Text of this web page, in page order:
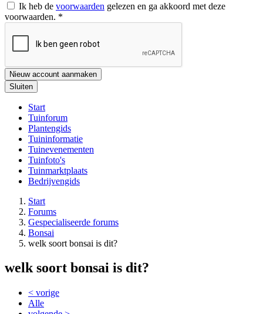
Ik heb de voorwaarden gelezen en ga akkoord met deze
voorwaarden. *
Nieuw account aanmaken
Sluiten
Start
Tuinforum
Plantengids
Tuininformatie
Tuinevenementen
Tuinfoto's
Tuinmarktplaats
Bedrijvengids
Start
Forums
Gespecialiseerde forums
Bonsai
welk soort bonsai is dit?
welk soort bonsai is dit?
< vorige
Alle